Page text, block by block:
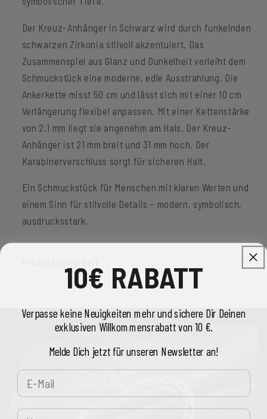
Der Kreuz-Anhänger in Schwarz wird durch funkelnden
schwarzen Zirkonia stilvoll akzentuiert. Das
Zusammenspiel aus Glanz und Dunkelheit verleiht dem
Schmuckstück eine moderne, edle Ausstrahlung. Die
Ankerkette misst 50 cm und lässt sich mit einer 10 cm
Verlängerung flexibel anpassen. Mit einer Kettenstärke
von 2,1 mm liegt sie angenehm am Hals. Der Kreuz-
Anhänger ist 21 mm breit und 31 mm hoch. Der
Karabinerverschluss sorgt für sicheren Halt.
Ein Schmuckstück für Menschen mit klaren Werten und
einem Sinn für stilvolle Details – modern, symbolisch,
ausdrucksstark.
10€ RABATT
Verpasse keine Neuigkeiten mehr und sichere Dir Deinen
exklusiven Willkommensrabatt von 10 €.
Melde Dich jetzt für unseren Newsletter an!
E-Mail
Vorname